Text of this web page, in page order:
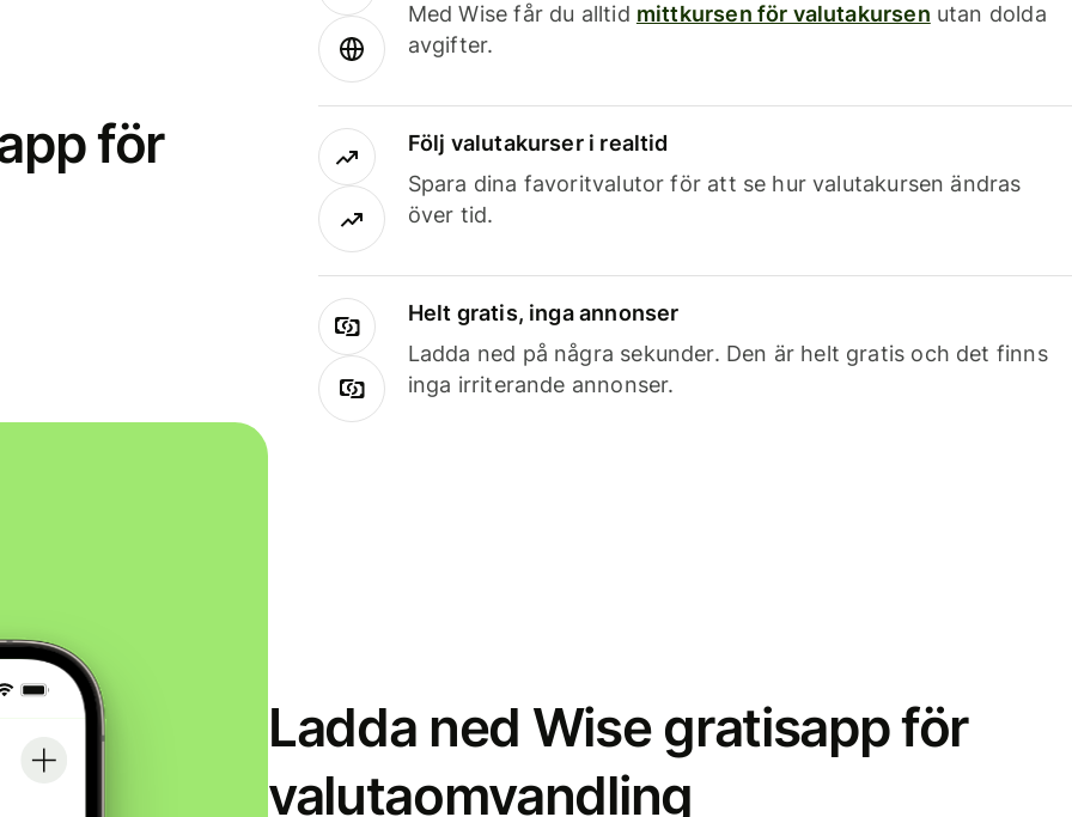
för
Med Wise får du alltid mittkursen för valutakursen utan dolda
avgifter.
Följ valutakurser i realtid
Spara dina favoritvalutor för att se hur valutakursen ändras
över tid.
Helt gratis, inga annonser
Ladda ned på några sekunder. Den är helt gratis och det finns
inga irriterande annonser.
Ladda ned Wise gratisapp för
valutaomvandling